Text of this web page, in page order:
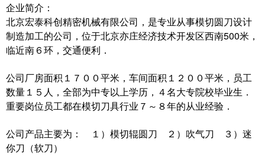
企业简介：
北京宏泰科创精密机械有限公司，是专业从事模切圆刀设计
制造加工的公司，位于北京亦庄经济技术开发区西南500米，
临近南６环，交通便利．
公司厂房面积１７００平米，车间面积１２００平米，员工
数量１５人，全部为中专以上学历，４名大专院校毕业生．
重要岗位员工都在模切刀具行业７～８年的从业经验．
公司产品主要为： １）模切辊圆刀 ２）吹气刀 ３）迷
你刀（软刀）